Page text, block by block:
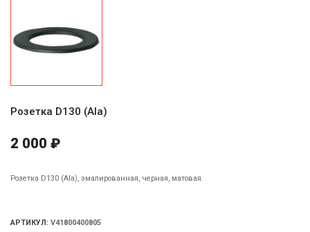
Розетка D130 (Ala)
2 000 ₽
Розетка D130 (Ala), эмалированная, черная, матовая.
АРТИКУЛ: V41800400805